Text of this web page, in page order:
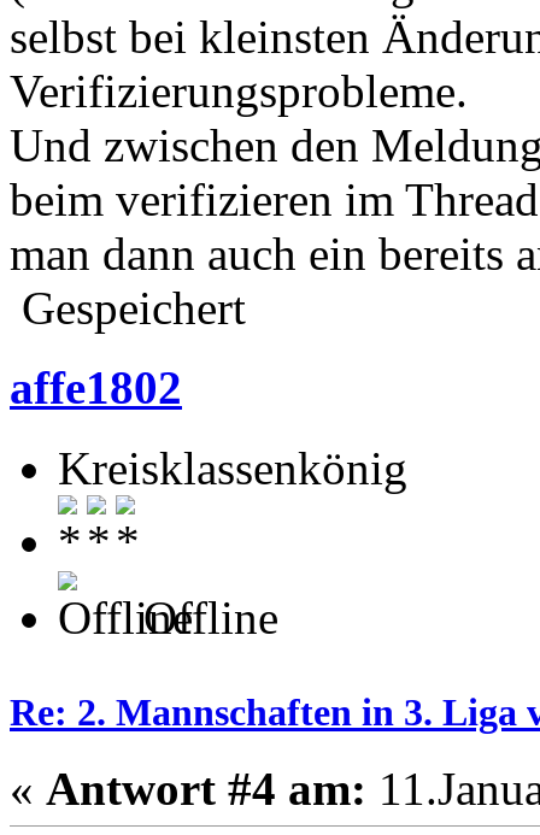
selbst bei kleinsten
Verifizierungsprobleme.
Und zwischen den
beim verifizieren im
man dann auch ein bereits
Gespeichert
affe1802
Kreisklassenkönig
Offline
Re: 2. Mannschaften in 3. Liga
« Antwort #4 am: